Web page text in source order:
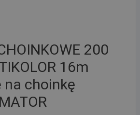
200
16m
na choinkę